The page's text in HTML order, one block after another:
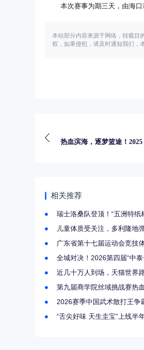
本次赛事为期三天，由海
本站部分内容来源于网络，转载目
权，如果侵犯，请及时通知我们，
热血滨海，逐梦篮途！
相关推荐
瑞士洛桑队登顶！“五洲特
儿童体质受关注，多利隆地
广东省第十七届运动会竞技
全城对决！2026第四届“中
近几十万人到场，天猫世界
第九届商学院丝域挑战赛热
2026赛季中国武术散打王争
“舌尖好味 天生圭宝”上线半